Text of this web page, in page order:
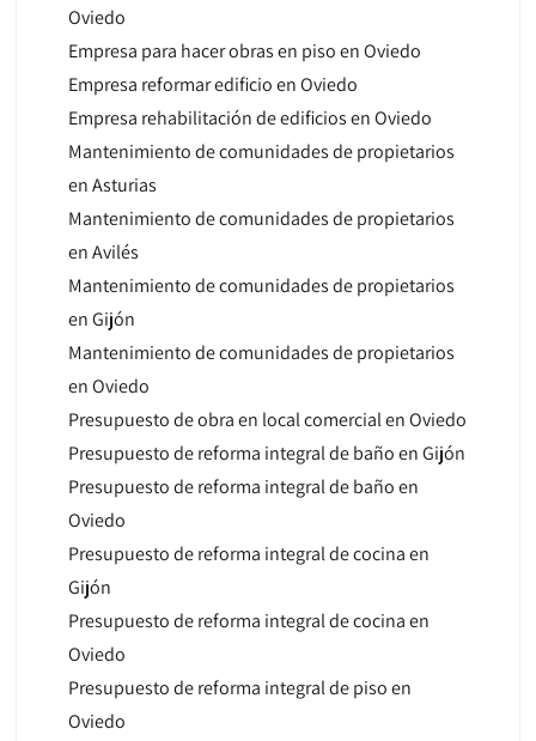
Oviedo
Empresa para hacer obras en piso en Oviedo
Empresa reformar edificio en Oviedo
Empresa rehabilitación de edificios en Oviedo
Mantenimiento de comunidades de propietarios
en Asturias
Mantenimiento de comunidades de propietarios
en Avilés
Mantenimiento de comunidades de propietarios
en Gijón
Mantenimiento de comunidades de propietarios
en Oviedo
Presupuesto de obra en local comercial en Oviedo
Presupuesto de reforma integral de baño en Gijón
Presupuesto de reforma integral de baño en
Oviedo
Presupuesto de reforma integral de cocina en
Gijón
Presupuesto de reforma integral de cocina en
Oviedo
Presupuesto de reforma integral de piso en
Oviedo